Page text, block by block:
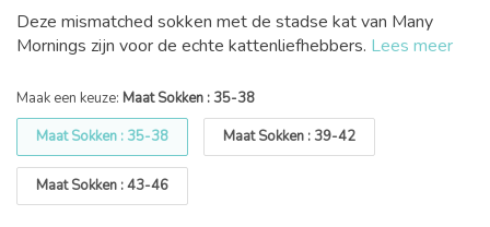
Deze mismatched sokken met de stadse kat van Many
Mornings zijn voor de echte kattenliefhebbers. Lees meer
Maak een keuze: Maat Sokken : 35-38
Maat Sokken : 35-38
Maat Sokken : 39-42
Maat Sokken : 43-46